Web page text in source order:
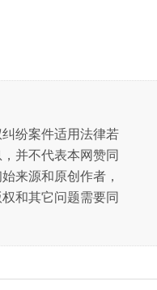
纷案件适用法律若
并不代表本网赞同
来源和原创作者，
和其它问题需要同